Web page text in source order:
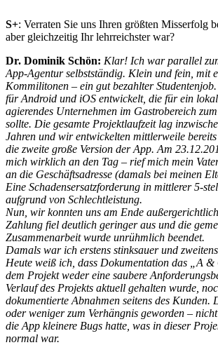
S+: Verraten Sie uns Ihren größten Misserfolg
aber gleichzeitig Ihr lehrreichster war?
Dr. Dominik Schön: Klar! Ich war parallel
App-Agentur selbstständig. Klein und fein, mit
Kommilitonen – ein gut bezahlter
für Android und iOS entwickelt, die für ein
agierendes Unternehmen im Gastrobereich
sollte. Die gesamte Projektlaufzeit lag
Jahren und wir entwickelten mittlerweile
die zweite große Version der App. Am
mich wirklich an den Tag – rief mich mein
an die Geschäftsadresse (damals bei meinen
Eine Schadensersatzforderung in mittlerer 5-
aufgrund von Schlechtleistung.
Nun, wir konnten uns am Ende
Zahlung fiel deutlich geringer aus und die
Zusammenarbeit wurde unrühmlich beendet.
Damals war ich erstens stinksauer und
Heute weiß ich, dass Dokumentation das „A
dem Projekt weder eine saubere
Verlauf des Projekts aktuell gehalten wurde,
dokumentierte Abnahmen seitens des Kunden.
oder weniger zum Verhängnis geworden –
die App kleinere Bugs hatte, was in dieser
normal war.